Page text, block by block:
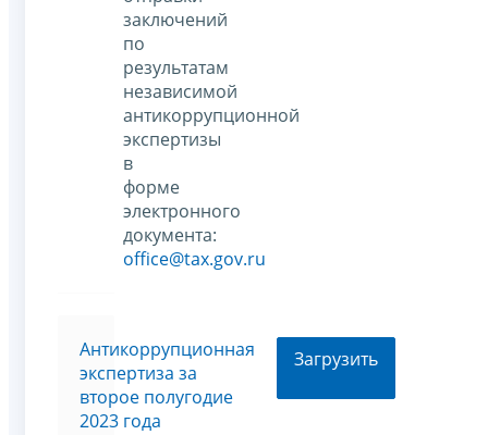
заключений
по
результатам
независимой
антикоррупционной
экспертизы
в
форме
электронного
документа:
office@tax.gov.ru
Антикоррупционная
экспертиза за
второе полугодие
2023 года
Загрузить